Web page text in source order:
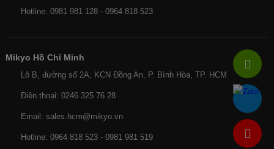
Hotline: 0981 981 128 - 0964 818 523
Mikyo Hồ Chí Minh
Lô B, đường số 2A, KCN Đồng An, P. Bình Hòa, TP. HCM
Điện thoại: 0246 325 76 28
Email: sales.hcm@mikyo.vn
Hotline: 0964 818 523 - 0981 981 519